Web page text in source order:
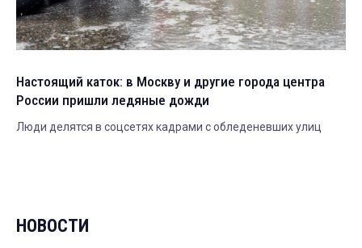
Настоящий каток: в Москву и другие города центра
России пришли ледяные дожди
Люди делятся в соцсетях кадрами с обледеневших улиц
НОВОСТИ